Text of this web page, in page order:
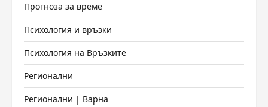
Прогноза за време
Психология и връзки
Психология на Връзките
Регионални
Регионални | Варна